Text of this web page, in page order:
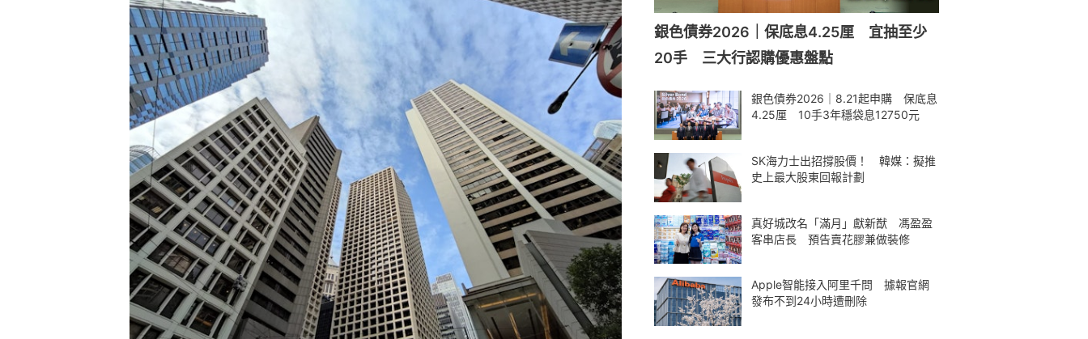
銀色債券2026｜保底息4.25厘 宜抽至少
20手 三大行認購優惠盤點
銀色債券2026｜8.21起申購 保底息
4.25厘 10手3年穩袋息12750元
SK海力士出招撐股價！ 韓媒：擬推
史上最大股東回報計劃
真好城改名「滿月」獻新猷 馮盈盈
客串店長 預告賣花膠兼做裝修
Apple智能接入阿里千問 據報官網
發布不到24小時遭刪除